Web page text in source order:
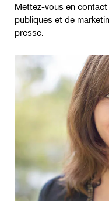
Mettez-vous en
publiques et de
presse.